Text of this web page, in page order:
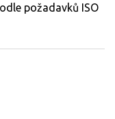
požadavků ISO